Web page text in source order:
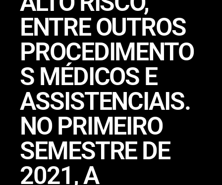
ENTRE OUTROS
PROCEDIMENTO
S MÉDICOS E
ASSISTENCIAIS.
NO PRIMEIRO
SEMESTRE DE
2021, A